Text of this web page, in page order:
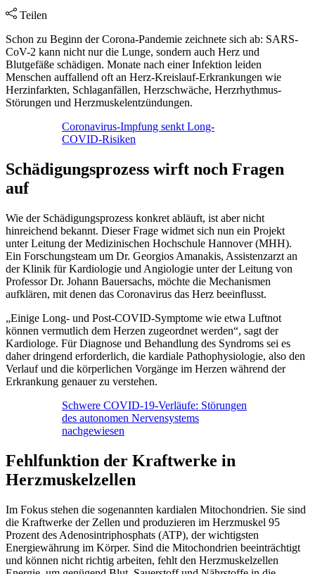
Teilen
Schon zu Beginn der Corona-Pandemie zeichnete sich ab: SARS-
CoV-2 kann nicht nur die Lunge, sondern auch Herz und
Blutgefäße schädigen. Monate nach einer Infektion leiden
Menschen auffallend oft an Herz-Kreislauf-Erkrankungen wie
Herzinfarkten, Schlaganfällen, Herzschwäche, Herzrhythmus-
Störungen und Herzmuskelentzündungen.
Coronavirus-Impfung senkt Long-
COVID-Risiken
Schädigungsprozess wirft noch Fragen
auf
Wie der Schädigungsprozess konkret abläuft, ist aber nicht
hinreichend bekannt. Dieser Frage widmet sich nun ein Projekt
unter Leitung der Medizinischen Hochschule Hannover (MHH).
Ein Forschungsteam um Dr. Georgios Amanakis, Assistenzarzt an
der Klinik für Kardiologie und Angiologie unter der Leitung von
Professor Dr. Johann Bauersachs, möchte die Mechanismen
aufklären, mit denen das Coronavirus das Herz beeinflusst.
„Einige Long- und Post-COVID-Symptome wie etwa Luftnot
können vermutlich dem Herzen zugeordnet werden“, sagt der
Kardiologe. Für Diagnose und Behandlung des Syndroms sei es
daher dringend erforderlich, die kardiale Pathophysiologie, also den
Verlauf und die körperlichen Vorgänge im Herzen während der
Erkrankung genauer zu verstehen.
Schwere COVID-19-Verläufe: Störungen
des autonomen Nervensystems
nachgewiesen
Fehlfunktion der Kraftwerke in
Herzmuskelzellen
Im Fokus stehen die sogenannten kardialen Mitochondrien. Sie sind
die Kraftwerke der Zellen und produzieren im Herzmuskel 95
Prozent des Adenosintriphosphats (ATP), der wichtigsten
Energiewährung im Körper. Sind die Mitochondrien beeinträchtigt
und können nicht richtig arbeiten, fehlt den Herzmuskelzellen